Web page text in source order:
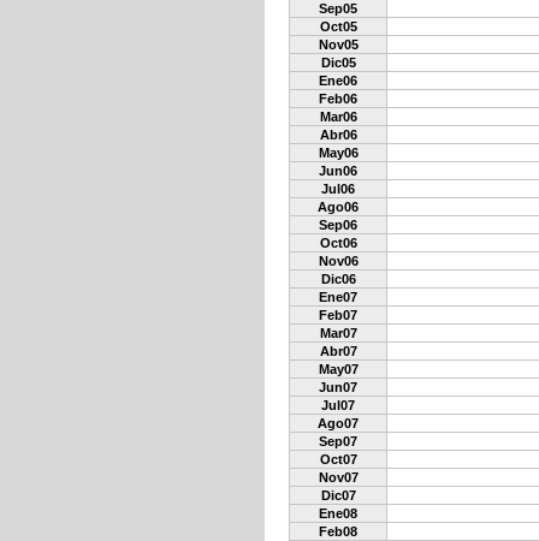
Sep05
Oct05
Nov05
Dic05
Ene06
Feb06
Mar06
Abr06
May06
Jun06
Jul06
Ago06
Sep06
Oct06
Nov06
Dic06
Ene07
Feb07
Mar07
Abr07
May07
Jun07
Jul07
Ago07
Sep07
Oct07
Nov07
Dic07
Ene08
Feb08